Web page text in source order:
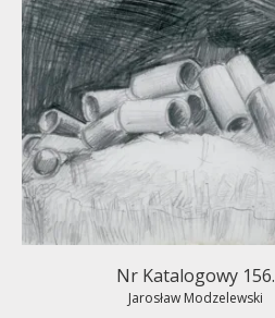
Nr Katalogowy 156.
Jarosław Modzelewski